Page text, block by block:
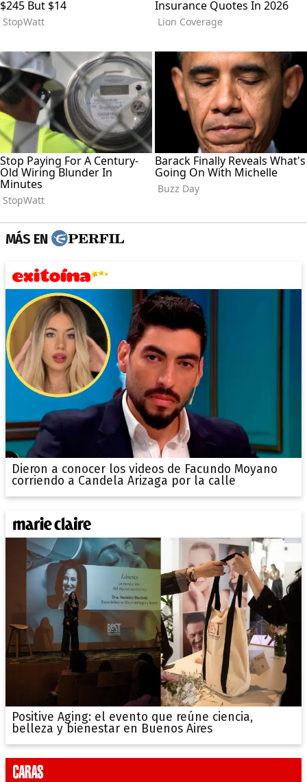
MÁS EN
Dieron a conocer los videos de Facundo Moyano
corriendo a Candela Arizaga por la calle
Positive Aging: el evento que reúne ciencia,
belleza y bienestar en Buenos Aires